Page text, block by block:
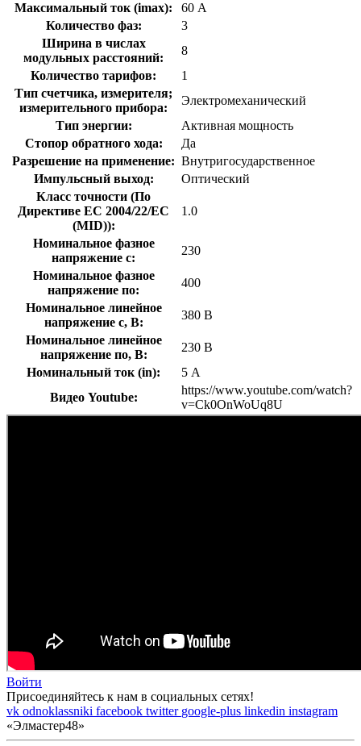
Максимальный ток (imax):
60 А
Количество фаз:
3
Ширина в числах
модульных расстояний:
8
Количество тарифов:
1
Тип счетчика, измерителя;
измерительного прибора:
Электромеханический
Тип энергии:
Активная мощность
Стопор обратного хода:
Да
Разрешение на применение: Внутригосударственное
Импульсный выход:
Оптический
Класс точности (По
Директиве ЕС 2004/22/EC
(MID)):
1.0
Номинальное фазное
напряжение с:
230
Номинальное фазное
напряжение по:
400
Номинальное линейное
напряжение с, В:
380 В
Номинальное линейное
напряжение по, В:
230 В
Номинальный ток (in):
5 А
Видео Youtube:
https://www.youtube.com/watch?
v=Ck0OnWoUq8U
Войти
Присоединяйтесь к нам в социальных сетях!
vk odnoklassniki facebook twitter google-plus linkedin instagram
«Элмастер48»